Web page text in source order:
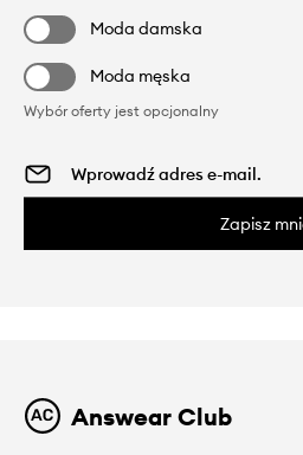
Moda damska
Moda męska
Wybór oferty jest opcjonalny
Zapisz
Answear Club